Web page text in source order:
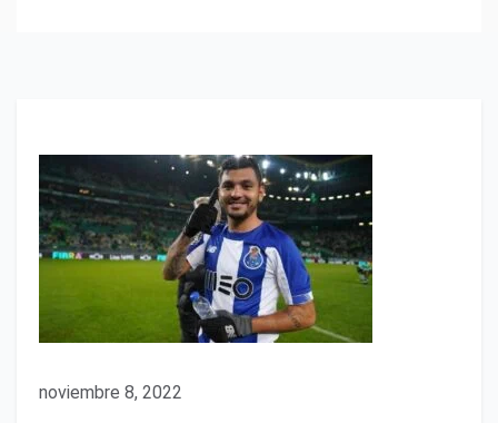
noviembre 8, 2022